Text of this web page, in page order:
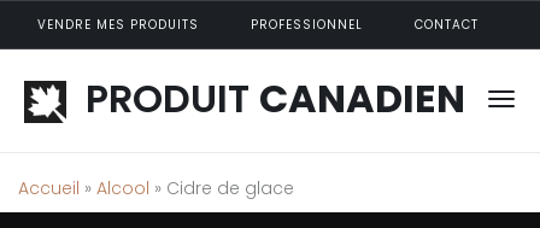
Aller au contenu principal
VENDRE MES PRODUITS PROFESSIONNEL CONTACT
PRODUIT CANADIEN
Accueil » Alcool » Cidre de glace